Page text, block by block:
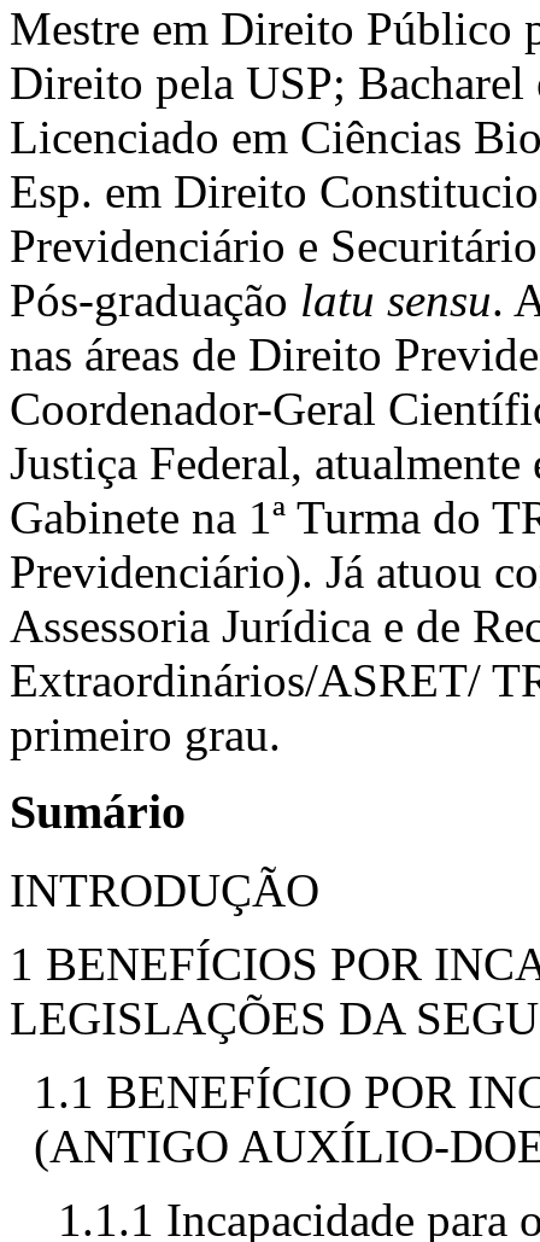
Mestre em Direito Público
Direito pela USP;
Licenciado em Ciências
Esp. em Direito
Previdenciário e
Pós-graduação latu sensu.
nas áreas de Direito
Coordenador-Geral
Justiça Federal,
Gabinete na 1ª Turma do
Previdenciário). Já atuou
Assessoria Jurídica e de
Extraordinários/ASRET/
primeiro grau.
Sumário
INTRODUÇÃO
1 BENEFÍCIOS POR
LEGISLAÇÕES DA
1.1 BENEFÍCIO POR
(ANTIGO AUXÍLIO-
1.1.1 Incapacidade para